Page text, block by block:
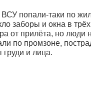
попали-таки по
заборы и окна в трёх
от прилёта, но люди
по промзоне,
и лица.